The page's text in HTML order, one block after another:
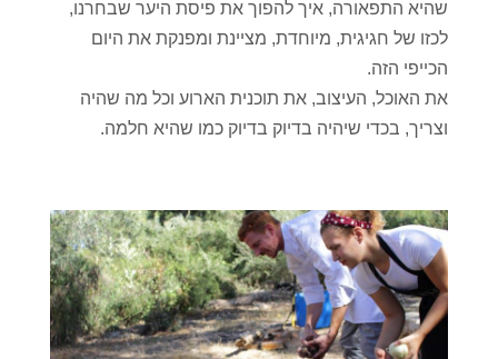
שהיא התפאורה, איך להפוך את פיסת היער שבחרנו,
לכזו של חגיגית, מיוחדת, מציינת ומפנקת את היום
הכייפי הזה.
את האוכל, העיצוב, את תוכנית הארוע וכל מה שהיה
וצריך, בכדי שיהיה בדיוק בדיוק כמו שהיא חלמה.